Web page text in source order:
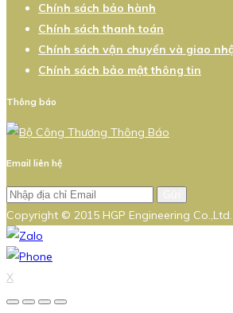
Chính sách bảo hành
Chính sách thanh toán
Chính sách vận chuyển và giao
Chính sách bảo mật thông tin
Thông báo
Email liên hệ
Copyright © 2015 HGP Engineering
X